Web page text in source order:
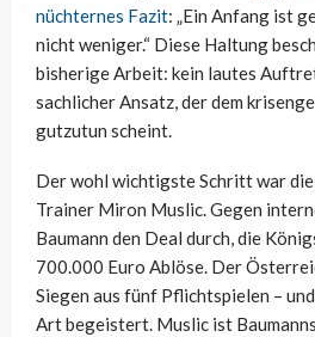
nüchternes Fazit: „Ein Anfang ist
nicht weniger.“ Diese Haltung
bisherige Arbeit: kein lautes
sachlicher Ansatz, der dem
gutzutun scheint.
Der wohl wichtigste Schritt war
Trainer Miron Muslic. Gegen
Baumann den Deal durch, die
700.000 Euro Ablöse. Der
Siegen aus fünf Pflichtspielen –
Art begeistert. Muslic ist